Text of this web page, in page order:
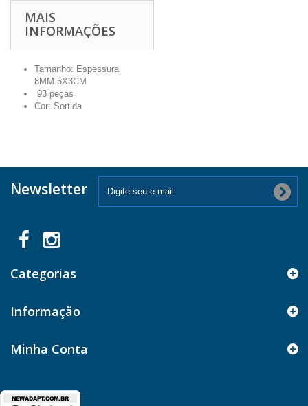
MAIS
INFORMAÇÕES
Tamanho: Espessura
8MM 5X3CM
93 peças
Cor: Sortida
Newsletter
Categorias
Informação
Minha Conta